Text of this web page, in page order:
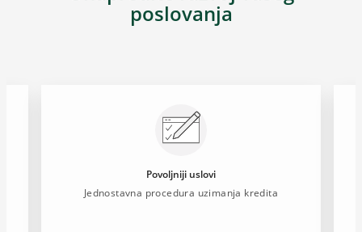
poslovanja
Povoljniji uslovi
Jednostavna procedura uzimanja kredita